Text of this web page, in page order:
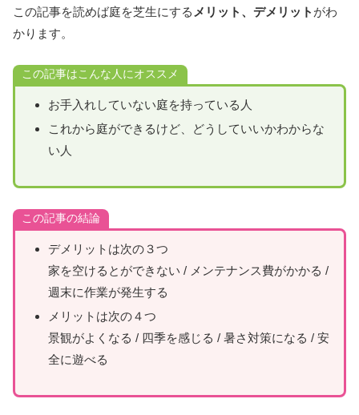
この記事を読めば庭を芝生にする メリット、デメリット がわ
かります。
この記事はこんな人にオススメ
お手入れしていない庭を持っている人
これから庭ができるけど、どうしていいかわからな
い人
この記事の結論
デメリットは次の３つ
家を空けるとができない / メンテナンス費がかかる /
週末に作業が発生する
メリットは次の４つ
景観がよくなる / 四季を感じる / 暑さ対策になる / 安
全に遊べる